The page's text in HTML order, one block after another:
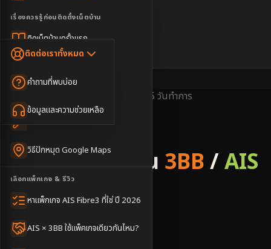
เน็ตบ้านพร้อมกล่องทีวี
เน็ตบ้าน + Netflix
เน็ตบ้าน + บริการเสริม
เน็ตบ้านแรงทุกชั้น
Dongle เน็ตสำรอง
เรื่องควรรู้ก่อนติดตั้งเน็ตบ้าน
ติดเน็ตบ้านครั้งแรก
เทคนิคขอคิวช่างได้ไว
วิธีปักหมุด Google Maps
เลือกแพ็กเกจ & รีวิว
หาแพ็กเกจ AIS Fibre3 ที่ใช่ ปี 2026
AIS × 3BB ใช้แพ็คเกจเดียวกันไหม?
ติดต่อเราทั้งหมด
คำถามที่พบบ่อย
ข้อมูลและความช่วยเหลือ
🇹🇭🇬🇧
3-5 วันทำการ
3BB & AIS Fibre
รับติดตั้งเน็ตบ้าน 3BB/AIS
Fibre
อำเภอโนนสูง